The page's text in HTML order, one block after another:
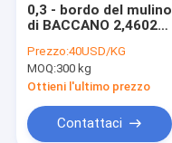
0,3 - bordo del mulino
di BACCANO 2,4602
striscia della bobina
dell'acciaio legato di
20mm Hastelloy C-22
UNS N06022
Prezzo:40USD/KG
MOQ:300 kg
Ottieni l'ultimo prezzo
Contattaci